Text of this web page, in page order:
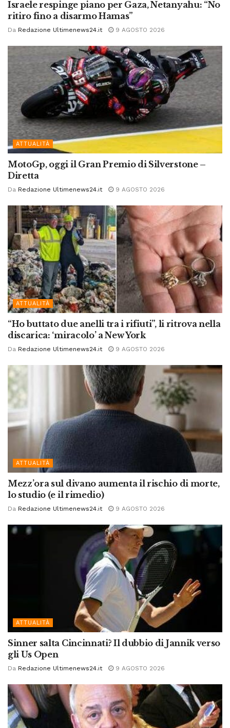
Israele respinge piano per Gaza, Netanyahu: “No
ritiro fino a disarmo Hamas”
Da Redazione Ultimenews24.it 9 AGOSTO 2026
ATTUALITÀ
MotoGp, oggi il Gran Premio di Silverstone –
Diretta
Da Redazione Ultimenews24.it 9 AGOSTO 2026
ATTUALITÀ
“Ho buttato due anelli tra i rifiuti”, li ritrova nella
discarica: ‘miracolo’ a New York
Da Redazione Ultimenews24.it 9 AGOSTO 2026
ATTUALITÀ
Mezz’ora sul divano aumenta il rischio di morte,
lo studio (e il rimedio)
Da Redazione Ultimenews24.it 9 AGOSTO 2026
ATTUALITÀ
Sinner salta Cincinnati? Il dubbio di Jannik verso
gli Us Open
Da Redazione Ultimenews24.it 9 AGOSTO 2026